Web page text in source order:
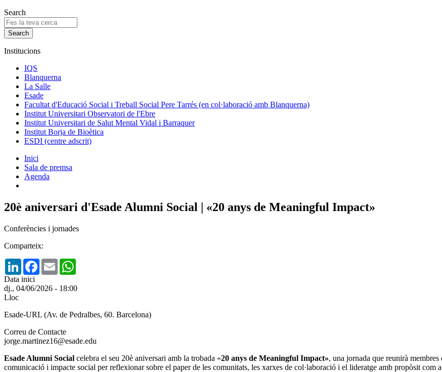
Search
Institucions
IQS
Blanquerna
La Salle
Esade
Facultat d'Educació Social i Treball Social Pere Tarrés (en col·laboració amb Blanquerna)
Institut Universitari Observatori de l'Ebre
Institut Universitari de Salut Mental Vidal i Barraquer
Institut Borja de Bioètica
ESDI (centre adscrit)
Inici
Sala de premsa
Agenda
20è aniversari d'Esade Alumni Social | «20 anys de Meaningful Impact»
Conferències i jornades
Comparteix:
LinkedInFacebook
Email
Data inici
dj., 04/06/2026 - 18:00
Lloc
Esade-URL (Av. de Pedralbes, 60. Barcelona)
Correu de Contacte
jorge.martinez16@esade.edu
Esade Alumni Social celebra el seu 20è aniversari amb la trobada «20 anys de Meaningful Impact», una jornada que reunirà
comunicació i impacte social per reflexionar sobre el paper de les comunitats, les xarxes de col·laboració i el lideratge amb propòsit com